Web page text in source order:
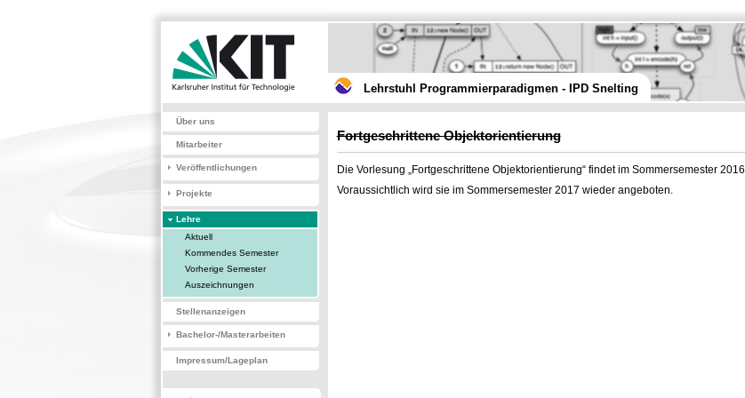
Lehrstuhl Programmierparadigmen - IPD Snelting
Über uns
Mitarbeiter
Veröffentlichungen
Projekte
Lehre
Aktuell
Kommendes Semester
Vorherige Semester
Auszeichnungen
Stellenanzeigen
Bachelor-/Masterarbeiten
Impressum/Lageplan
Fortgeschrittene Objektorientierung
Die Vorlesung „Fortgeschrittene Objektorientierung“ findet im Sommersemester 2016
Voraussichtlich wird sie im Sommersemester 2017 wieder angeboten.